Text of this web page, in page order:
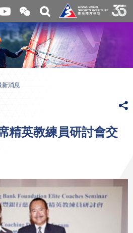
開
合
微
信
二
維
碼
關
搜
尋
新消息
精英教練員研討會交